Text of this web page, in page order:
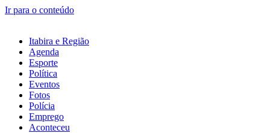
Ir para o conteúdo
Itabira e Região
Agenda
Esporte
Política
Eventos
Fotos
Polícia
Emprego
Aconteceu